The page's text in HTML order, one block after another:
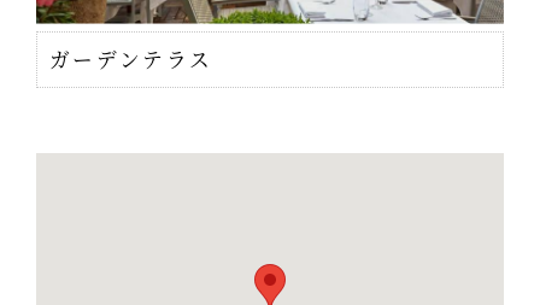
ガーデンテラス